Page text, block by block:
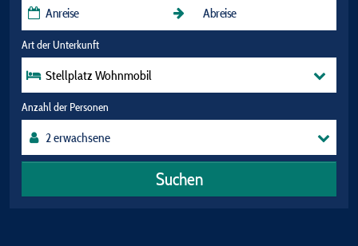
Art der Unterkunft
Stellplatz Wohnmobil
Anzahl der Personen
Suchen